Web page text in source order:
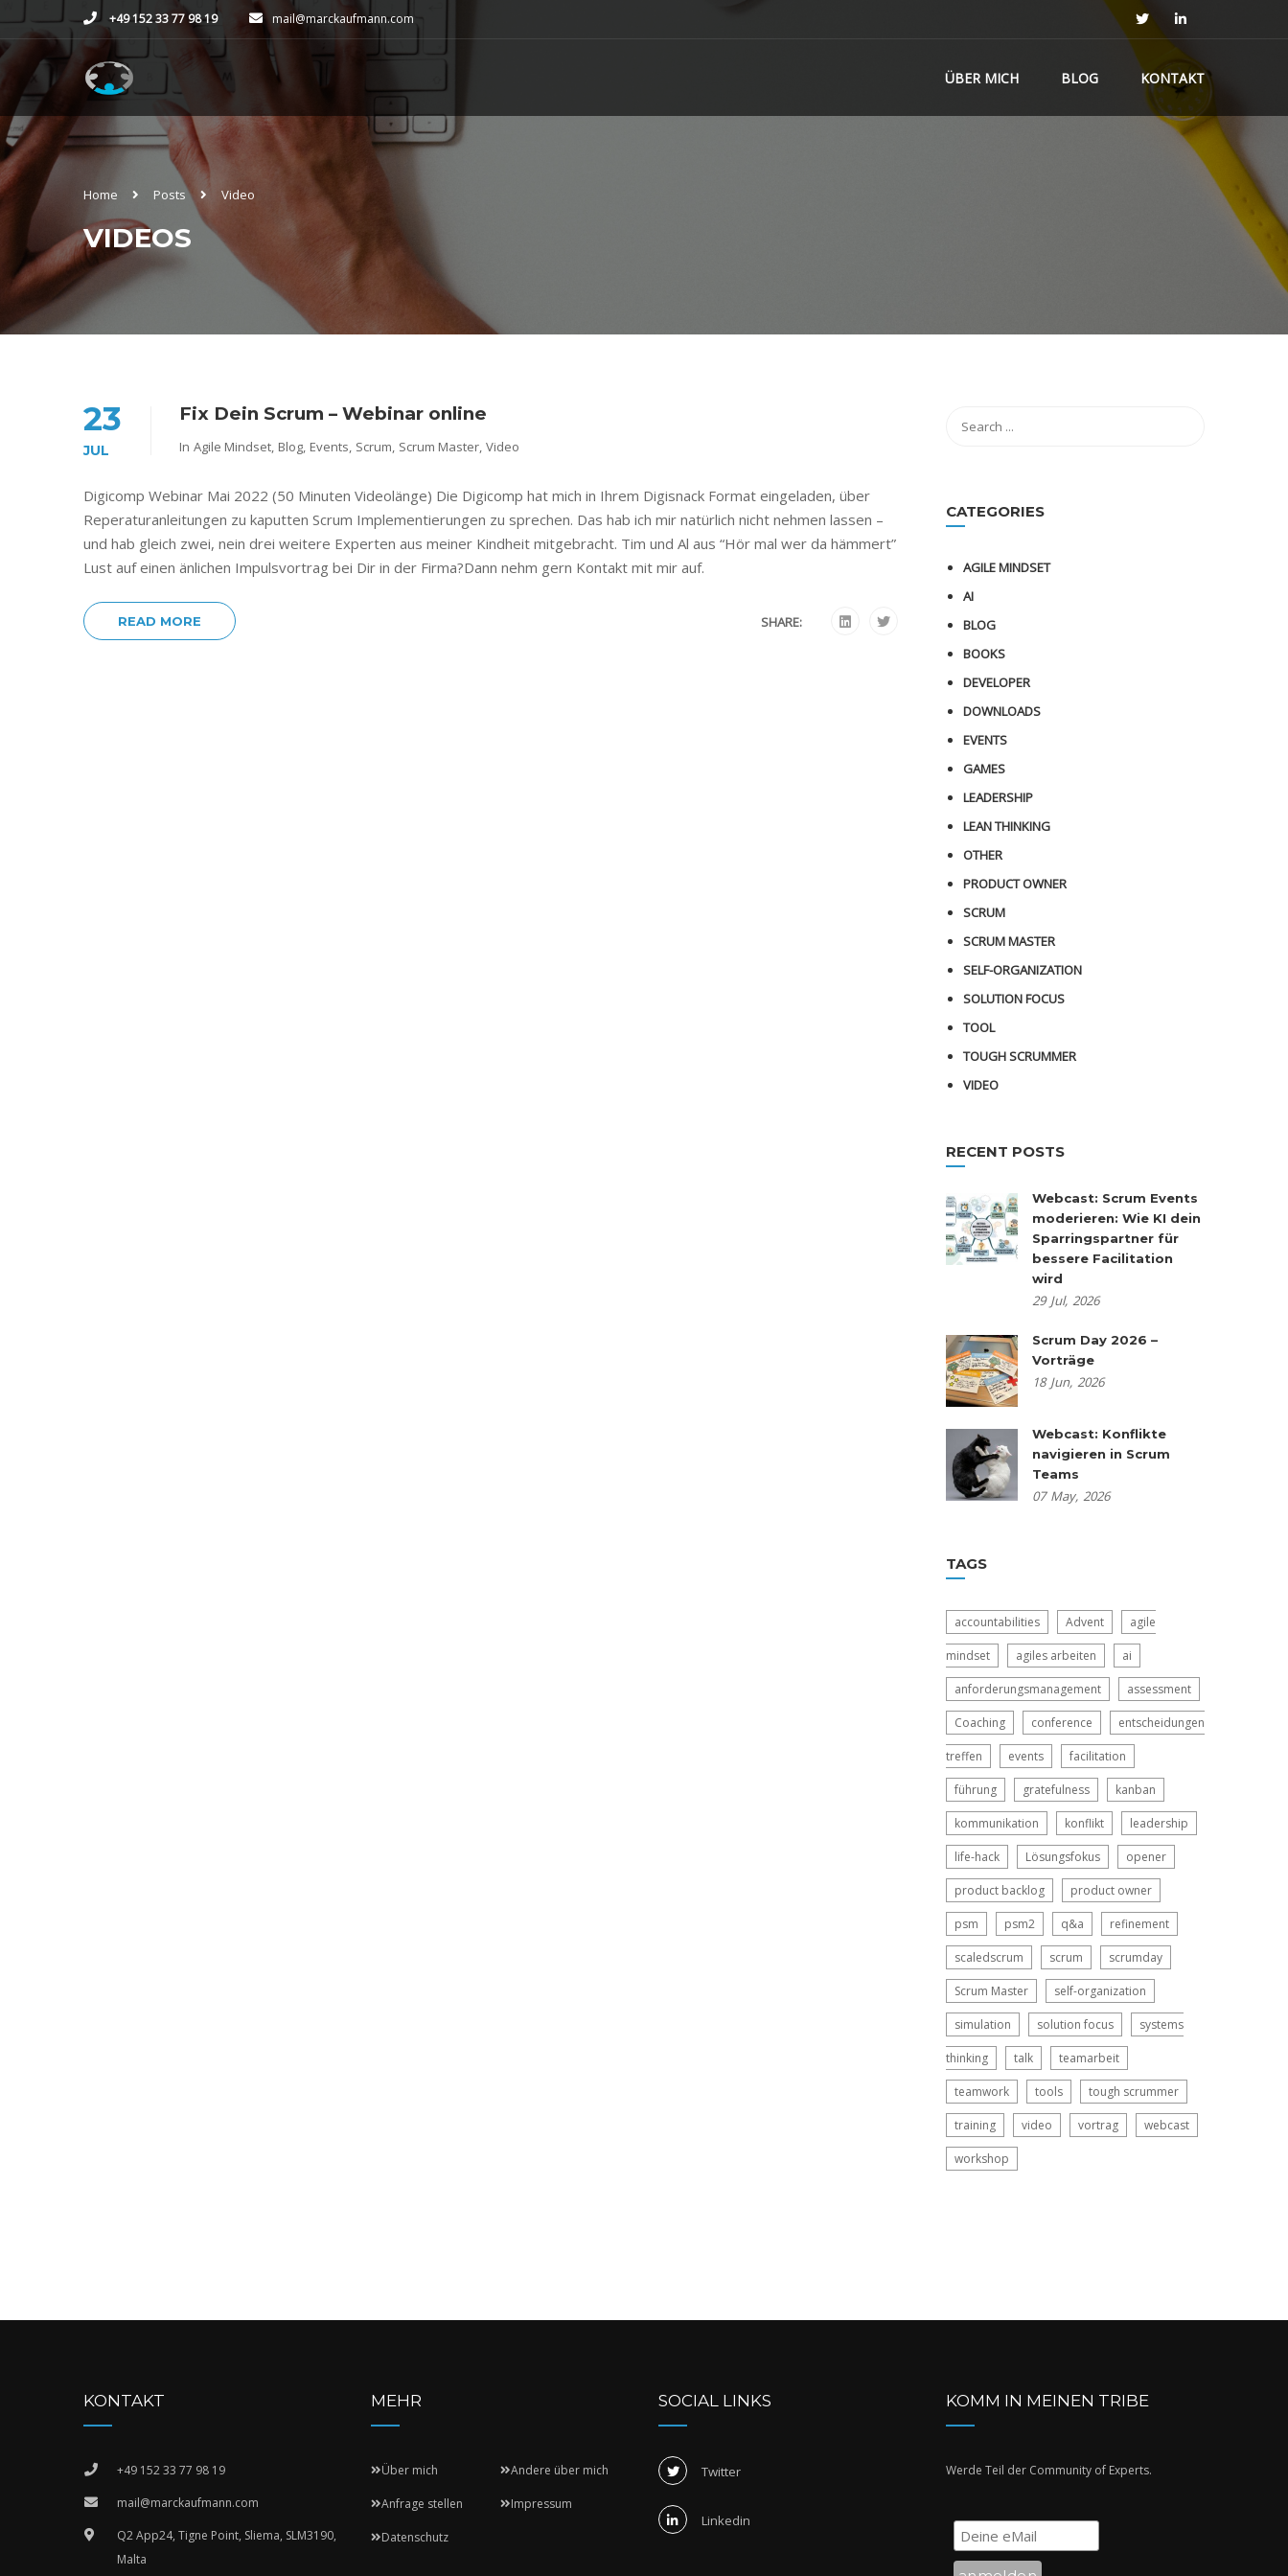
+49 152 33 77 98 19 mail@marckaufmann.com
ÜBER MICH BLOG KONTAKT
Home Posts Video
VIDEOS
23
JUL
Fix Dein Scrum – Webinar online
In Agile Mindset, Blog, Events, Scrum, Scrum Master, Video
Digicomp Webinar Mai 2022 (50 Minuten Videolänge) Die Digicomp hat mich in Ihrem Digisnack Format eingeladen, über
Reperaturanleitungen zu kaputten Scrum Implementierungen zu sprechen. Das hab ich mir natürlich nicht nehmen lassen –
und hab gleich zwei, nein drei weitere Experten aus meiner Kindheit mitgebracht. Tim und Al aus “Hör mal wer da hämmert”
Lust auf einen änlichen Impulsvortrag bei Dir in der Firma?Dann nehm gern Kontakt mit mir auf.
READ MORE SHARE:
CATEGORIES
AGILE MINDSET
AI
BLOG
BOOKS
DEVELOPER
DOWNLOADS
EVENTS
GAMES
LEADERSHIP
LEAN THINKING
OTHER
PRODUCT OWNER
SCRUM
SCRUM MASTER
SELF-ORGANIZATION
SOLUTION FOCUS
TOOL
TOUGH SCRUMMER
VIDEO
RECENT POSTS
Webcast: Scrum Events
moderieren: Wie KI dein
Sparringspartner für
bessere Facilitation
wird
29 Jul, 2026
Scrum Day 2026 –
Vorträge
18 Jun, 2026
Webcast: Konflikte
navigieren in Scrum
Teams
07 May, 2026
TAGS
accountabilities Advent agile
mindset agiles arbeiten ai
anforderungsmanagement assessment
Coaching conference entscheidungen
treffen events facilitation
führung gratefulness kanban
kommunikation konflikt leadership
life-hack Lösungsfokus opener
product backlog product owner
psm psm2 q&a refinement
scaledscrum scrum scrumday
Scrum Master self-organization
simulation solution focus systems
thinking talk teamarbeit
teamwork tools tough scrummer
training video vortrag webcast
workshop
KONTAKT
+49 152 33 77 98 19
mail@marckaufmann.com
Q2 App24, Tigne Point, Sliema, SLM3190,
Malta
MEHR
Über mich Andere über mich
Anfrage stellen Impressum
Datenschutz
SOCIAL LINKS
Twitter
Linkedin
KOMM IN MEINEN TRIBE
Werde Teil der Community of Experts.